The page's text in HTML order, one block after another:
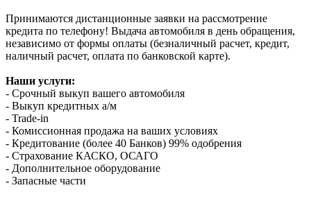
Принимаются дистанционные заявки на рассмотрение
кредита по телефону! Выдача автомобиля в день обращения,
независимо от формы оплаты (безналичный расчет, кредит,
наличный расчет, оплата по банковской карте).
Наши услуги:
- Срочный выкуп вашего автомобиля
- Выкуп кредитных а/м
- Trade-in
- Комиссионная продажа на ваших условиях
- Кредитование (более 40 Банков) 99% одобрения
- Страхование КАСКО, ОСАГО
- Дополнительное оборудование
- Запасные части